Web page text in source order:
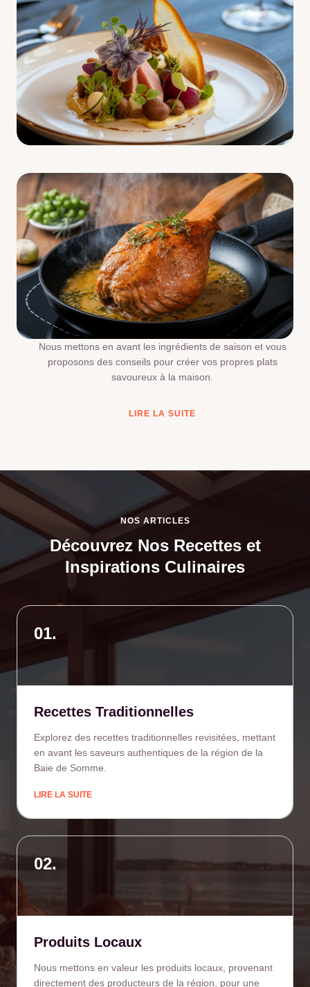
Nous mettons en avant les ingrédients de saison et vous
proposons des conseils pour créer vos propres plats
savoureux à la maison.
LIRE LA SUITE
NOS ARTICLES
Découvrez Nos Recettes et
Inspirations Culinaires
01.
Recettes Traditionnelles
Explorez des recettes traditionnelles revisitées, mettant
en avant les saveurs authentiques de la région de la
Baie de Somme.
LIRE LA SUITE
02.
Produits Locaux
Nous mettons en valeur les produits locaux, provenant
directement des producteurs de la région, pour une